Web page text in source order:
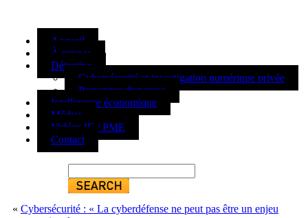
Accueil
À propos
Détective
Cybersécurité et investigation numérique privée
Personnes disparues
Intelligence économique
Médias
Vidéos IE / PME
Contact
« Cybersécurité : « La cyberdéfense ne peut pas être un enjeu